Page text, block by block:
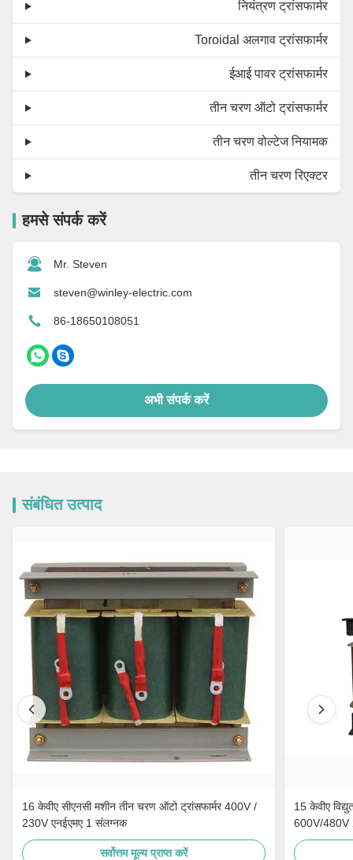
नियंत्रण ट्रांसफार्मर
Toroidal अलगाव ट्रांसफार्मर
ईआई पावर ट्रांसफार्मर
तीन चरण ऑटो ट्रांसफार्मर
तीन चरण वोल्टेज नियामक
तीन चरण रिएक्टर
हमसे संपर्क करें
Mr. Steven
steven@winley-electric.com
86-18650108051
अभी संपर्क करें
संबंधित उत्पाद
16 केवीए सीएनसी मशीन तीन चरण ऑटो ट्रांसफार्मर 400V /
230V एनईएमए 1 संलग्नक
सर्वोत्तम मूल्य प्राप्त करें
15 केवीए
600V/480V